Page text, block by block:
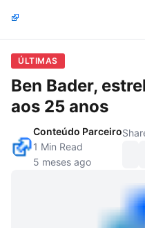
ÚLTIMAS
Ben Bader,
aos 25 anos
Conteúdo Parceiro
1 Min Read
5 meses ago